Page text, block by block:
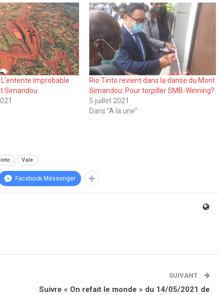
improbable
Simandou
Rio Tinto revient dans la danse du Mont
Simandou: Pour torpiller SMB-Winning?
5 juillet 2021
Dans "A la une"
Vale
Facebook Messenger
SUIVANT
Suivre « On refait le monde » du 14/05/2021 de